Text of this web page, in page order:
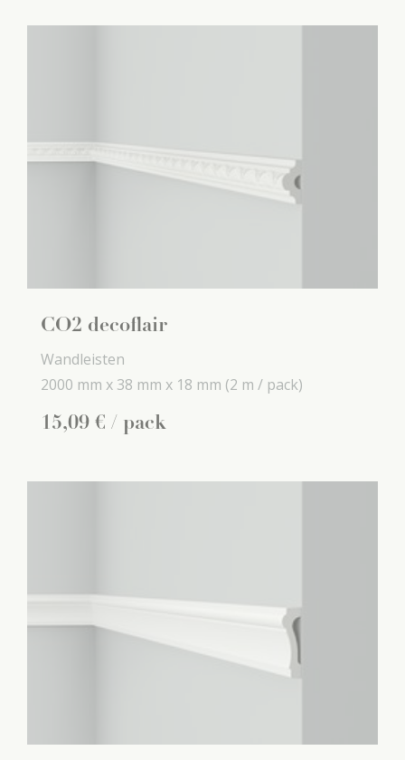
CO2 decoflair
Wandleisten
2000 mm x 38 mm x 18 mm (2 m / pack)
15,09 € / pack